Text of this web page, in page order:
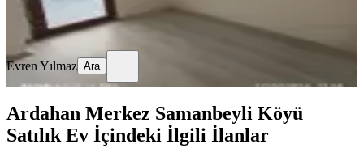
Evren Yılmaz
Ara
Evren Yılmaz Ara
Ardahan Merkez Samanbeyli Köyü
Satılık Ev İçindeki İlgili İlanlar